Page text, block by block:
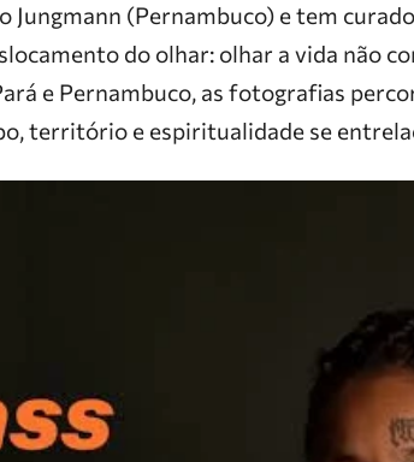
Jungmann (Pernambuco) e tem
do olhar: olhar a vida não
e Pernambuco, as fotografias
território e espiritualidade se